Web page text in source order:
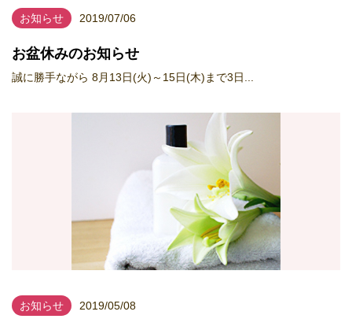
お知らせ 2019/07/06
お盆休みのお知らせ
誠に勝手ながら 8月13日(火)～15日(木)まで3日...
お知らせ 2019/05/08